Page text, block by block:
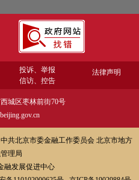
投诉、举报
信访、控告
法律声明
城区枣林前街70号
共北京市委金融工作委员会 北京市地方
理局
融发展促进中心